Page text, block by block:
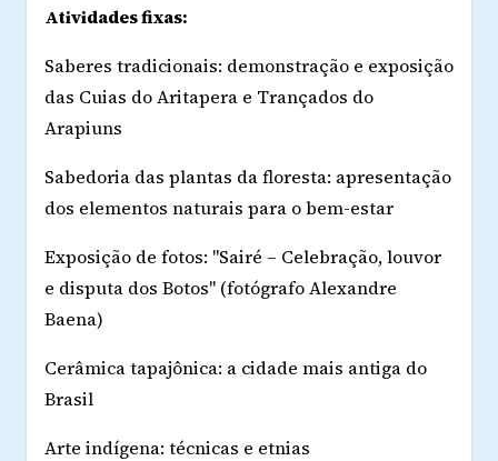
Atividades fixas:
Saberes tradicionais: demonstração e exposição
das Cuias do Aritapera e Trançados do
Arapiuns
Sabedoria das plantas da floresta: apresentação
dos elementos naturais para o bem-estar
Exposição de fotos: "Sairé – Celebração, louvor
e disputa dos Botos" (fotógrafo Alexandre
Baena)
Cerâmica tapajônica: a cidade mais antiga do
Brasil
Arte indígena: técnicas e etnias